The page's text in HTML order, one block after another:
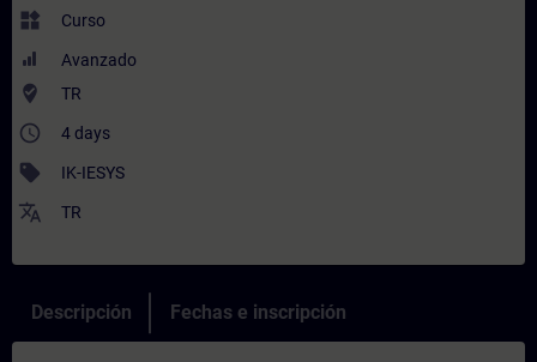
widgets Curso
Avanzado
where_to_vote TR
access_time 4 days
sell IK-IESYS
translate TR
Descripción Fechas e inscripción